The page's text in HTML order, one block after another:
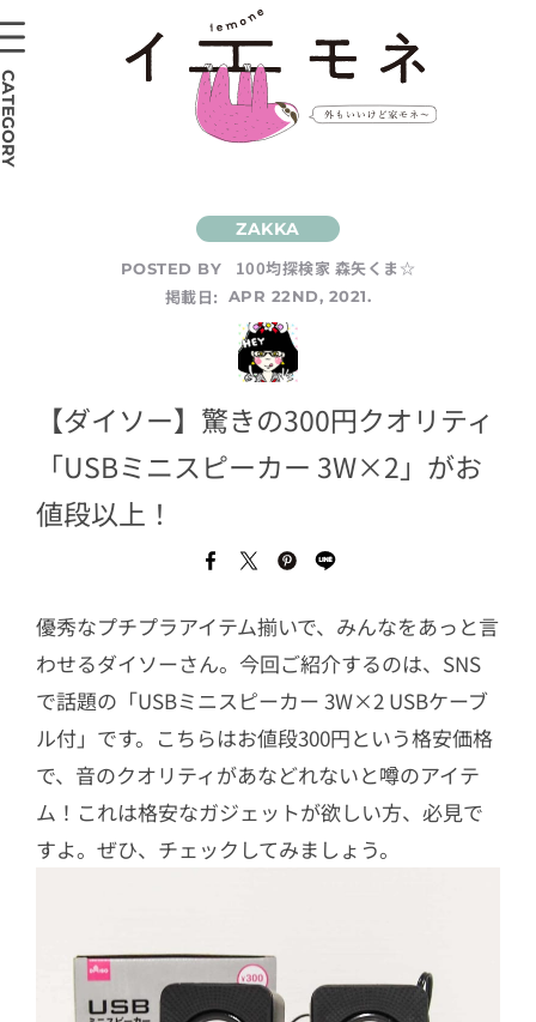
POSTED BY
100均探検家 森矢くま☆
掲載日:
APR 22ND, 2021.
【ダイソー】驚きの300円クオリティ
「USBミニスピーカー 3W×2」がお
値段以上！
優秀なプチプラアイテム揃いで、みんなをあっと言
わせるダイソーさん。今回ご紹介するのは、SNS
で話題の「USBミニスピーカー 3W×2 USBケーブ
ル付」です。こちらはお値段300円という格安価格
で、音のクオリティがあなどれないと噂のアイテ
ム！これは格安なガジェットが欲しい方、必見で
すよ。ぜひ、チェックしてみましょう。